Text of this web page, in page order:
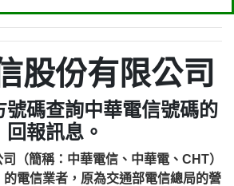
股份有限公司
號碼查詢中華電信號碼的
回報訊息。
（簡稱：中華電信、中華電、CHT）
電信業者，原為交通部電信總局的營